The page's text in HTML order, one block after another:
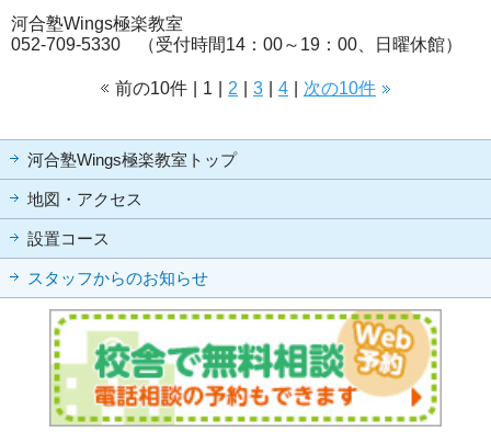
河合塾Wings極楽教室
052-709-5330 （受付時間14：00～19：00、日曜休館）
前の10件 1 2 3 4 次の10件
河合塾Wings極楽教室トップ
地図・アクセス
設置コース
スタッフからのお知らせ